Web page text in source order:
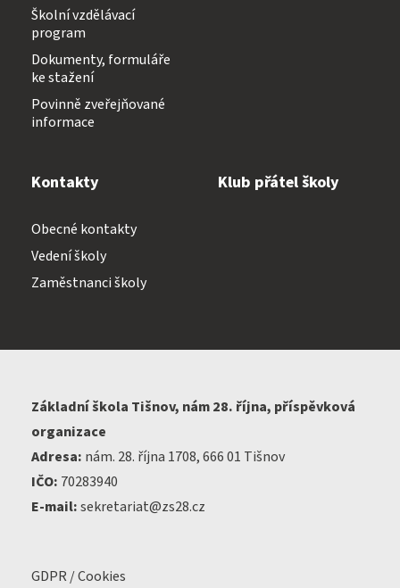
Školní vzdělávací
program
Dokumenty, formuláře
ke stažení
Povinně zveřejňované
informace
Kontakty
Obecné kontakty
Vedení školy
Zaměstnanci školy
Klub přátel školy
Základní škola Tišnov, nám 28. října, příspěvková
organizace
Adresa: nám. 28. října 1708, 666 01 Tišnov
IČO: 70283940
E-mail:sekretariat@zs28.cz
GDPR / Cookies